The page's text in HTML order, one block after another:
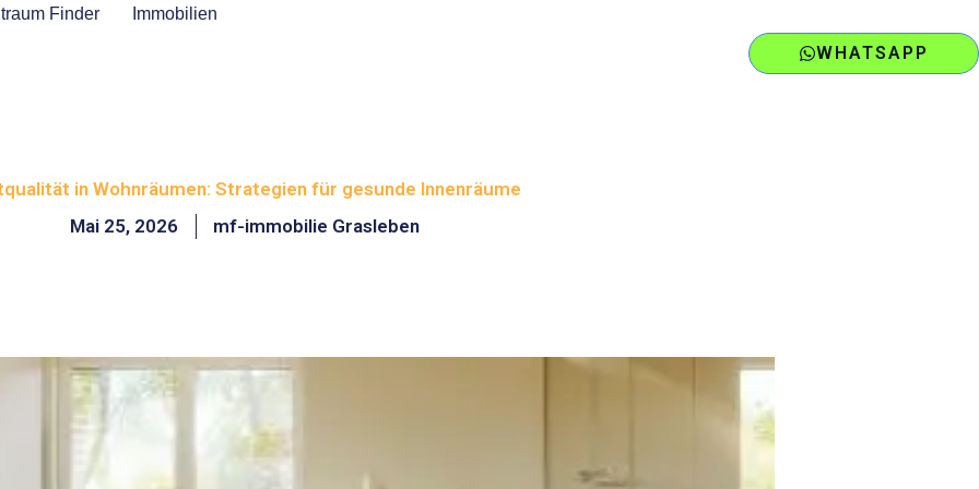
Finder Immobilien
WHATSAPP
in Wohnräumen: Strategien für gesunde Innenräume
Mai 25, 2026
mf-immobilie Grasleben